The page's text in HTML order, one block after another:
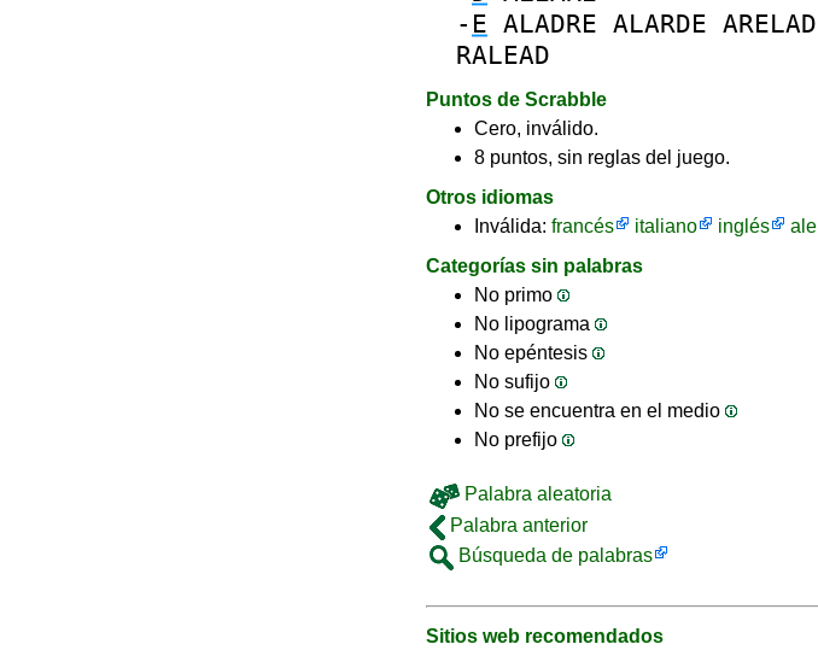
- E ALADRE ALARDE ARELAD
RALEAD
Puntos de Scrabble
Cero, inválido.
8 puntos, sin reglas del juego.
Otros idiomas
Inválida: francés italiano inglés
Categorías sin palabras
No primo
No lipograma
No epéntesis
No sufijo
No se encuentra en el medio
No prefijo
Palabra aleatoria
Palabra anterior
Búsqueda de palabras
Sitios web recomendados